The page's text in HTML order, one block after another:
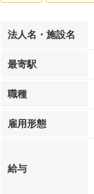
法人名・施設名
最寄駅
職種
雇用形態
給与